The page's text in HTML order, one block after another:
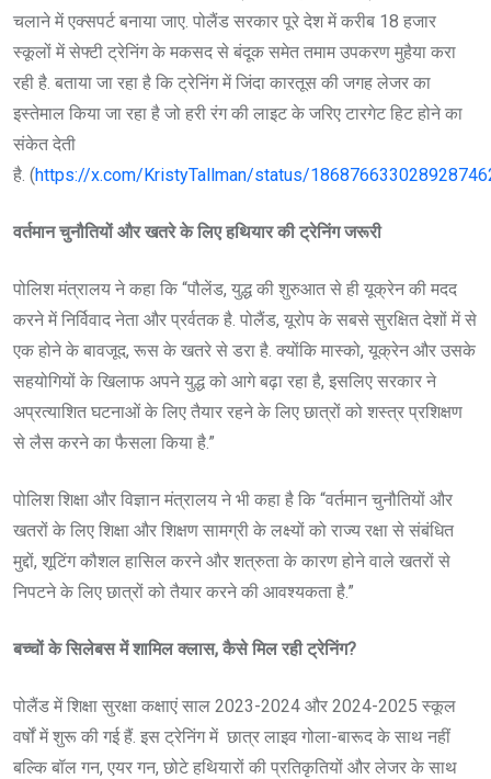
चलाने में एक्सपर्ट बनाया जाए. पोलैंड सरकार पूरे देश में करीब 18 हजार
स्कूलों में सेफ्टी ट्रेनिंग के मकसद से बंदूक समेत तमाम उपकरण मुहैया करा
रही है. बताया जा रहा है कि ट्रेनिंग में जिंदा कारतूस की जगह लेजर का
इस्तेमाल किया जा रहा है जो हरी रंग की लाइट के जरिए टारगेट हिट होने का
संकेत देती
है. (https://x.com/KristyTallman/status/
वर्तमान चुनौतियों और खतरे के लिए हथियार की ट्रेनिंग जरूरी
पोलिश मंत्रालय ने कहा कि “पौलेंड, युद्ध की शुरुआत से ही यूक्रेन की मदद
करने में निर्विवाद नेता और प्रर्वतक है. पोलैंड, यूरोप के सबसे सुरक्षित देशों में से
एक होने के बावजूद, रूस के खतरे से डरा है. क्योंकि मास्को, यूक्रेन और उसके
सहयोगियों के खिलाफ अपने युद्ध को आगे बढ़ा रहा है, इसलिए सरकार ने
अप्रत्याशित घटनाओं के लिए तैयार रहने के लिए छात्रों को शस्त्र प्रशिक्षण
से लैस करने का फैसला किया है.”
पोलिश शिक्षा और विज्ञान मंत्रालय ने भी कहा है कि “वर्तमान चुनौतियों और
खतरों के लिए शिक्षा और शिक्षण सामग्री के लक्ष्यों को राज्य रक्षा से संबंधित
मुद्दों, शूटिंग कौशल हासिल करने और शत्रुता के कारण होने वाले खतरों से
निपटने के लिए छात्रों को तैयार करने की आवश्यकता है.”
बच्चों के सिलेबस में शामिल क्लास, कैसे मिल रही ट्रेनिंग?
पोलैंड में शिक्षा सुरक्षा कक्षाएं साल 2023-2024 और 2024-2025 स्कूल
वर्षों में शुरू की गई हैं. इस ट्रेनिंग में छात्र लाइव गोला-बारूद के साथ नहीं
बल्कि बॉल गन, एयर गन, छोटे हथियारों की प्रतिकृतियों और लेजर के साथ